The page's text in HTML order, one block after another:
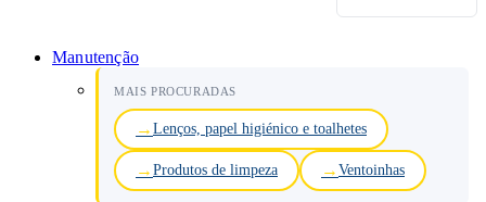
Manutenção
MAIS PROCURADAS
Lenços, papel higiénico e toalhetes
Produtos de limpeza Ventoinhas